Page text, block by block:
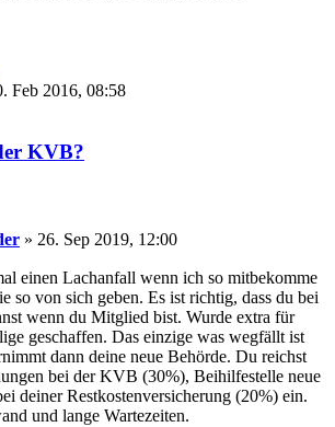
Feb 2016, 08:58
KVB?
» 26. Sep 2019, 12:00
einen Lachanfall wenn ich so mitbekomme
so von sich geben. Es ist richtig, dass du bei
wenn du Mitglied bist. Wurde extra für
geschaffen. Das einzige was wegfällt ist
dann deine neue Behörde. Du reichst
bei der KVB (30%), Beihilfestelle neue
deiner Restkostenversicherung (20%) ein.
und lange Wartezeiten.